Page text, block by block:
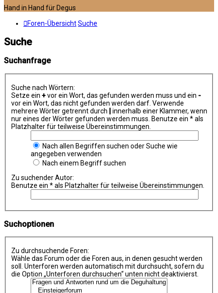
Hand in Hand für Degus
Foren-ÜbersichtSuche
Suche
Suchanfrage
Suche nach Wörtern:
Setze ein +vor ein Wort, das gefunden werden muss und ein -
vor ein Wort, das nicht gefunden werden darf. Verwende
mehrere Wörter getrennt durch
innerhalb einer Klammer, wenn
nur eines der Wörter gefunden werden muss. Benutze ein * als
Platzhalter für teilweise Übereinstimmungen.
Nach allen Begriffen suchen oder Suche wie
angegeben verwenden
Nach einem Begriff suchen
Zu suchender Autor:
Benutze ein * als Platzhalter für teilweise Übereinstimmungen.
Suchoptionen
Zu durchsuchende Foren:
Wähle das Forum oder die Foren aus, in denen gesucht werden
soll. Unterforen werden automatisch mit durchsucht, sofern du
die Option „Unterforen durchsuchen“ unten nicht deaktivierst.